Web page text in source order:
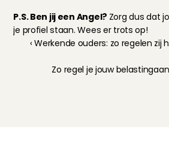
P.S. Ben jij een Angel? Zorg dus dat
je profiel staan. Wees er trots op!
‹ Werkende ouders: zo regelen zij
Zo regel je jouw